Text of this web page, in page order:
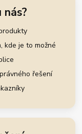
kde je to možné
řešení